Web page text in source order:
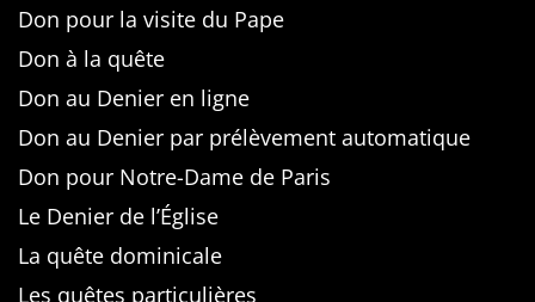
Don pour la visite du Pape
Don à la quête
Don au Denier en ligne
Don au Denier par prélèvement automatique
Don pour Notre-Dame de Paris
Le Denier de l’Église
La quête dominicale
Les quêtes particulières